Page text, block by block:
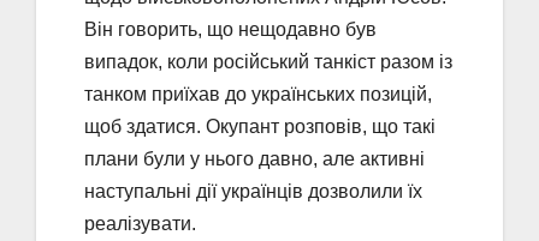
Він говорить, що нещодавно був
випадок, коли російський танкіст разом із
танком приїхав до українських позицій,
щоб здатися. Окупант розповів, що такі
плани були у нього давно, але активні
наступальні дії українців дозволили їх
реалізувати.